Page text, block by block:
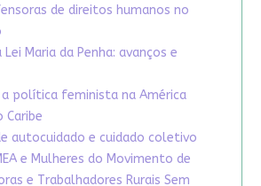
de direitos humanos no
Lei Maria da Penha: avanços e
a política feminista na América
Caribe
autocuidado e cuidado coletivo
e Mulheres do Movimento de
e Trabalhadores Rurais Sem